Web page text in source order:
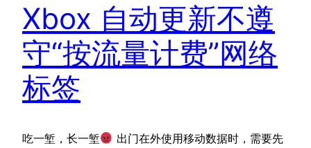
Xbox 自动更新不遵
守“按流量计费”网络
标签
吃一堑，长一堑
出门在外使用移动数据时，需要先